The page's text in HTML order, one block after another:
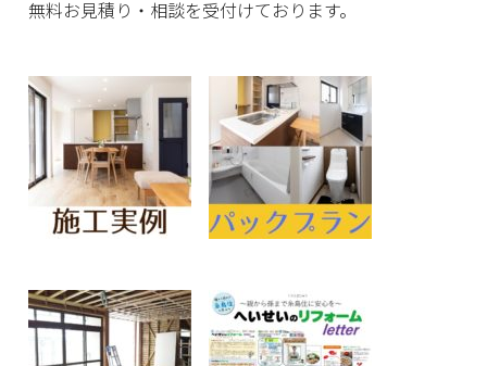
無料お見積り・相談を受付けております。